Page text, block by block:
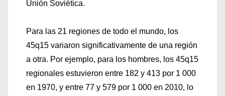
Unión Soviética.
Para las 21 regiones de todo el mundo, los
45q15 variaron significativamente de una región
a otra. Por ejemplo, para los hombres, los 45q15
regionales estuvieron entre 182 y 413 por 1 000
en 1970, y entre 77 y 579 por 1 000 en 2010, lo